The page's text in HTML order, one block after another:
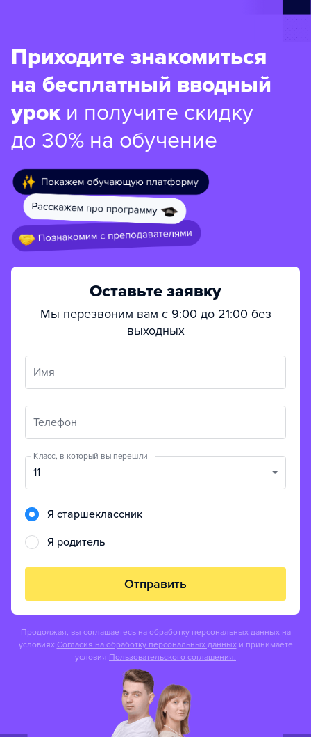
Приходите знакомиться
на бесплатный вводный
уроки получите скидку
до 30% на обучение
Оставьте заявку
Мы перезвоним вам с 9:00 до 21:00 без
выходных
Имя
Телефон
Класс, в который вы перешли
11
Я старшеклассник
Я родитель
Отправить
Продолжая, вы соглашаетесь на обработку персональных данных на
условиях Согласия на обработку персональных данных и принимаете
условия Пользовательского соглашения.